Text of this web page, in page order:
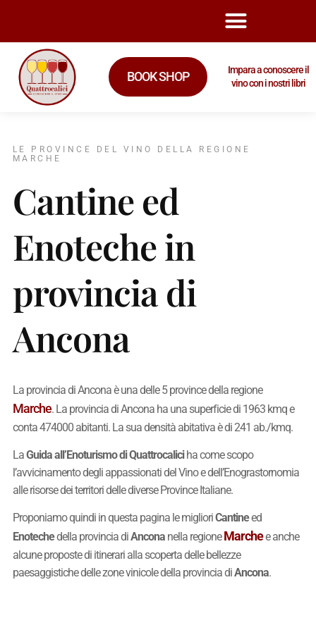
BOOK SHOP
Impara a conoscere il
vino con i nostri libri
LE PROVINCE DEL VINO DELLA REGIONE
MARCHE
Cantine ed
Enoteche in
provincia di
Ancona
La provincia di Ancona è una delle 5 province della regione
Marche. La provincia di Ancona ha una superficie di 1963 kmq e
conta 474000 abitanti. La sua densità abitativa è di 241 ab./kmq.
LaGuida all’Enoturismo di Quattrocaliciha come scopo
l’avvicinamento degli appassionati del Vino e dell’Enograstornomia
alle risorse dei territori delle diverse Province Italiane.
Proponiamo quindi in questa pagina le miglioriCantineed
Enotechedella provincia diAnconanella regioneMarchee anche
alcune proposte di itinerari alla scoperta delle bellezze
paesaggistiche delle zone vinicole della provincia diAncona.